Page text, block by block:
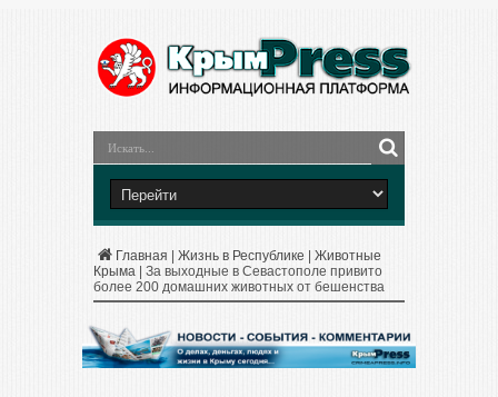
Главная Жизнь в Республике
Животные
Крыма
За выходные в Севастополе привито
более 200 домашних животных от бешенства